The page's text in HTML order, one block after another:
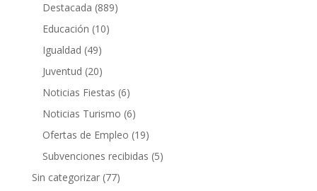
Destacada (889)
Educación (10)
Igualdad (49)
Juventud (20)
Noticias Fiestas (6)
Noticias Turismo (6)
Ofertas de Empleo (19)
Subvenciones recibidas (5)
Sin categorizar(77)